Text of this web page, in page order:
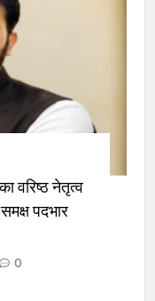
वरिष्ठ नेतृत्व
पदभार
0